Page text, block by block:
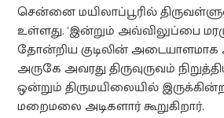
சென்னை மயிலாப்பூரில்
உள்ளது. 'இன்றும் அவ்விலுப்பை
தோன்றிய குடிலின் அடையாளமாக
அருகே அவரது திருவுருவம்
ஒன்றும் திருமயிலையில்
மறைமலை அடிகளார் கூறுகிறார்.